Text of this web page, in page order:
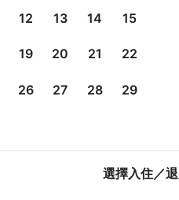
12 13 14 15
19 20 21 22
26 27 28 29
選擇入住／